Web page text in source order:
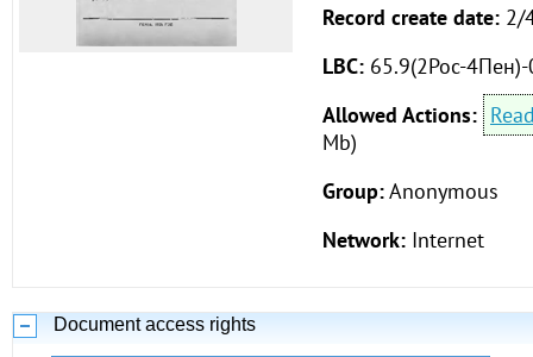
Record create date: 2/
LBC: 65.9(2Рос-
Allowed Actions:
Mb)
Group:Anonymous
Network: Internet
Document access rights